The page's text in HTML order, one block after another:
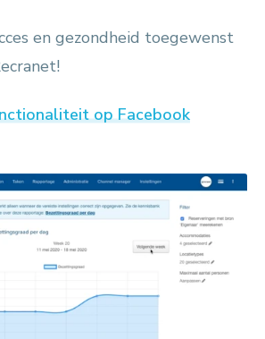
en gezondheid toegewenst
op Facebook